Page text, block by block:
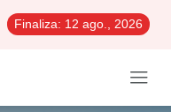
Finaliza: 12 ago., 2026